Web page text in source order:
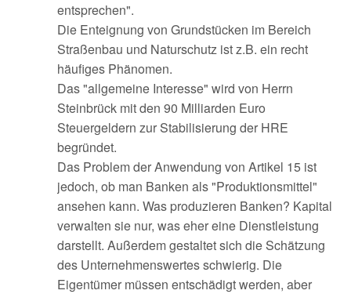
entsprechen".
Die Enteignung von Grundstücken im Bereich
Straßenbau und Naturschutz ist z.B. ein recht
häufiges Phänomen.
Das "allgemeine Interesse" wird von Herrn
Steinbrück mit den 90 Milliarden Euro
Steuergeldern zur Stabilisierung der HRE
begründet.
Das Problem der Anwendung von Artikel 15 ist
jedoch, ob man Banken als "Produktionsmittel"
ansehen kann. Was produzieren Banken? Kapital
verwalten sie nur, was eher eine Dienstleistung
darstellt. Außerdem gestaltet sich die Schätzung
des Unternehmenswertes schwierig. Die
Eigentümer müssen entschädigt werden, aber